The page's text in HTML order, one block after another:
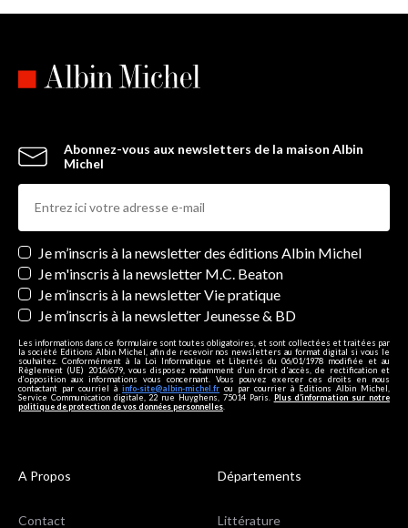
Abonnez-vous aux newsletters de la maison Albin
Michel
Newsletters
Je m’inscris à la newsletter des éditions Albin Michel
Je m'inscris à la newsletter M.C. Beaton
Je m’inscris à la newsletter Vie pratique
Je m’inscris à la newsletter Jeunesse & BD
Les informations dans ce formulaire sont toutes obligatoires, et sont collectées et traitées par
la société Editions Albin Michel, afin de recevoir nos newsletters au format digital si vous le
souhaitez. Conformément à la Loi Informatique et Libertés du 06/01/1978 modifiée et au
Règlement (UE) 2016/679, vous disposez notamment d'un droit d'accès, de rectification et
d’opposition aux informations vous concernant. Vous pouvez exercer ces droits en nous
contactant par courriel à info-site@albin-michel.fr ou par courrier à Editions Albin Michel,
Service Communication digitale, 22 rue Huyghens, 75014 Paris. Plus d’information sur notre
politique de protection de vos données personnelles
A Propos
Contact
Départements
Littérature